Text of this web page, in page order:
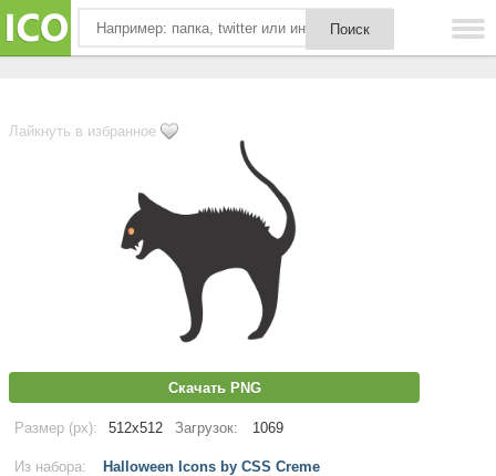
Лайкнуть в избранное
Скачать PNG
Размер (px): 512x512 Загрузок: 1069
Из набора: Halloween Icons by CSS Creme